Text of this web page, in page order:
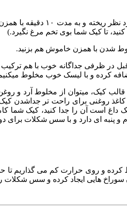
ابتدا تخم مرغ،
تا کیک شما بوی تخم مرغ نگیرد.)
شدن با همزن خاموش هم بزنید.
قبل در ظرفی جداگانه خوب با هم
کرده و با لیسک خوب مخلوط
کیک، میتوان از مخلوط آرد و
روغنی برای راحت تر جداشدن کیک
و پنبه ای دارد و با سس شکلات
هایی ایجاد کرده و سس شکلات